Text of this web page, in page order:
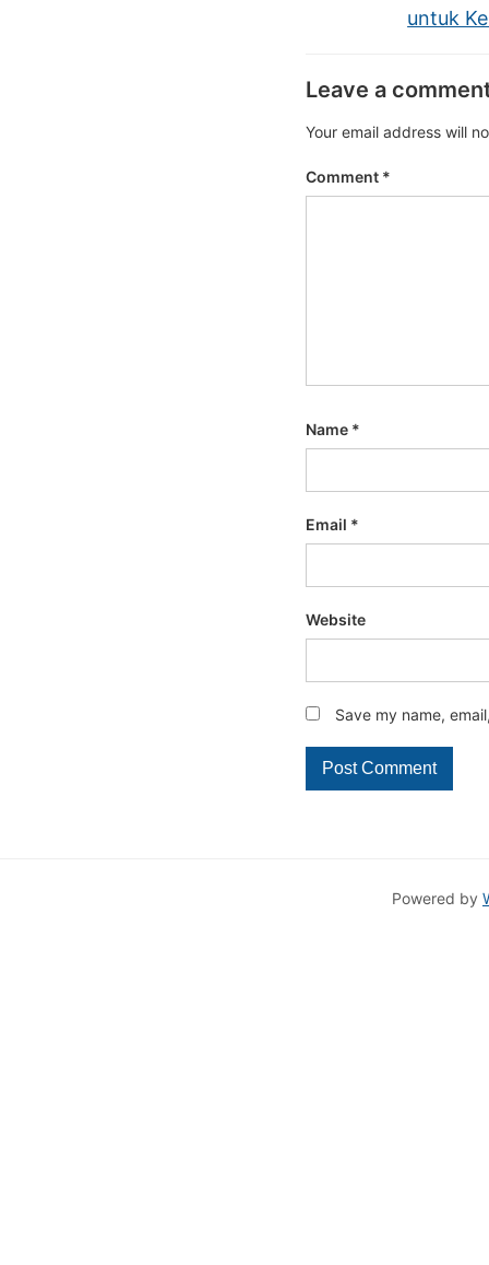
untuk
Leave a
Your email address will
Comment *
Name *
Email *
Website
Save my name,
Powered by